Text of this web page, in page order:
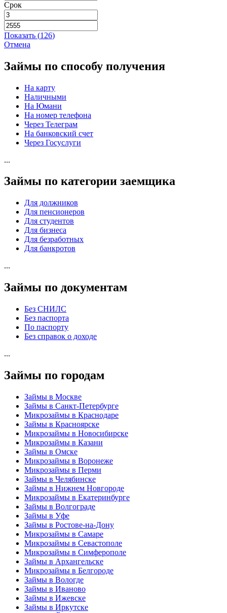
Срок
Показать (126)
Отмена
Займы по способу получения
На карту
Наличными
На Юмани
На номер телефона
Через Телеграм
На банковский счет
Через Госуслуги
...
Займы по категории заемщика
Для должников
Для пенсионеров
Для студентов
Для бизнеса
Для безработных
Для банкротов
...
Займы по документам
Без СНИЛС
Без паспорта
По паспорту
Без справок о доходе
...
Займы по городам
Займы в Москве
Займы в Санкт-Петербурге
Микрозаймы в Краснодаре
Займы в Красноярске
Микрозаймы в Новосибирске
Микрозаймы в Казани
Займы в Омске
Микрозаймы в Воронеже
Микрозаймы в Перми
Займы в Челябинске
Займы в Нижнем Новгороде
Микрозаймы в Екатеринбурге
Займы в Волгограде
Займы в Уфе
Займы в Ростове-на-Дону
Микрозаймы в Самаре
Микрозаймы в Севастополе
Микрозаймы в Симферополе
Займы в Архангельске
Микрозаймы в Белгороде
Займы в Вологде
Займы в Иваново
Займы в Ижевске
Займы в Иркутске